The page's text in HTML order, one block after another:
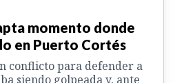
momento donde
en Puerto Cortés
conflicto para defender a
siendo golpeada y, ante